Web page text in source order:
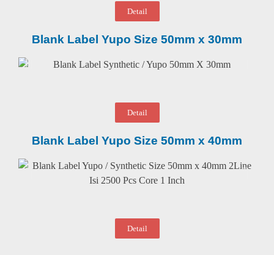
Detail
Blank Label Yupo Size 50mm x 30mm
Detail
Blank Label Yupo Size 50mm x 40mm
Detail